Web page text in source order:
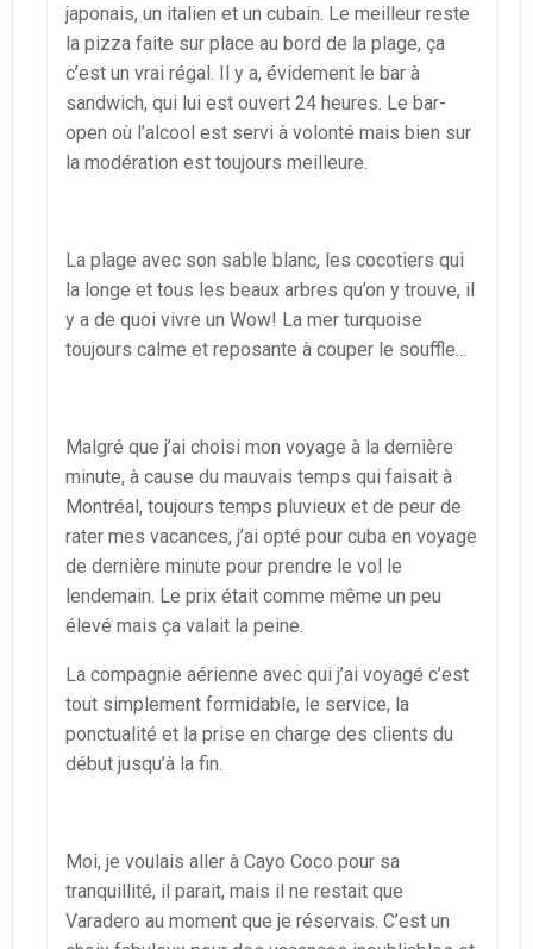
japonais, un italien et un cubain. Le meilleur reste
la pizza faite sur place au bord de la plage, ça
c’est un vrai régal. Il y a, évidement le bar à
sandwich, qui lui est ouvert 24 heures. Le bar-
open où l’alcool est servi à volonté mais bien sur
la modération est toujours meilleure.
La plage avec son sable blanc, les cocotiers qui
la longe et tous les beaux arbres qu’on y trouve, il
y a de quoi vivre un Wow! La mer turquoise
toujours calme et reposante à couper le souffle…
Malgré que j’ai choisi mon voyage à la dernière
minute, à cause du mauvais temps qui faisait à
Montréal, toujours temps pluvieux et de peur de
rater mes vacances, j’ai opté pour cuba en voyage
de dernière minute pour prendre le vol le
lendemain. Le prix était comme même un peu
élevé mais ça valait la peine.
La compagnie aérienne avec qui j’ai voyagé c’est
tout simplement formidable, le service, la
ponctualité et la prise en charge des clients du
début jusqu’à la fin.
Moi, je voulais aller à Cayo Coco pour sa
tranquillité, il parait, mais il ne restait que
Varadero au moment que je réservais. C’est un